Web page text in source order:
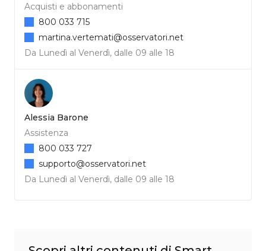
Acquisti e abbonamenti
Da Lunedì al Venerdì, dalle 09 alle 18
800 033 715
martina.vertemati@osservatori.net
Alessia Barone
Assistenza
Da Lunedì al Venerdì, dalle 09 alle 18
800 033 727
supporto@osservatori.net